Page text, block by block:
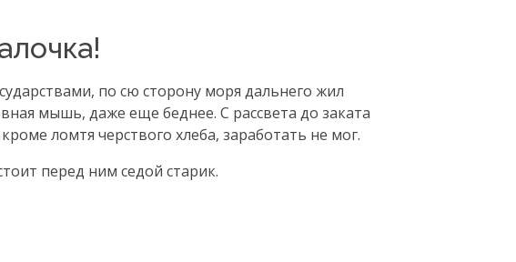
по сю сторону моря дальнего жил
мышь, даже еще беднее. С рассвета до заката
ломтя черствого хлеба, заработать не мог.
перед ним седой старик.